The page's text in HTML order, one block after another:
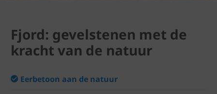
Fjord: gevelstenen met de
kracht van de natuur
Eerbetoon aan de natuur